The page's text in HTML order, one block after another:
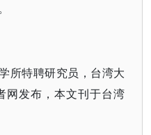
所特聘研究员，台湾大
网发布，本文刊于台湾